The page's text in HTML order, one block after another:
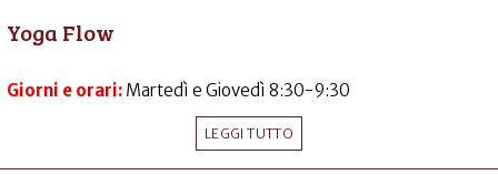
Yoga Flow
Giorni e orari: Martedì e Giovedì 8:30-9:30
LEGGI TUTTO